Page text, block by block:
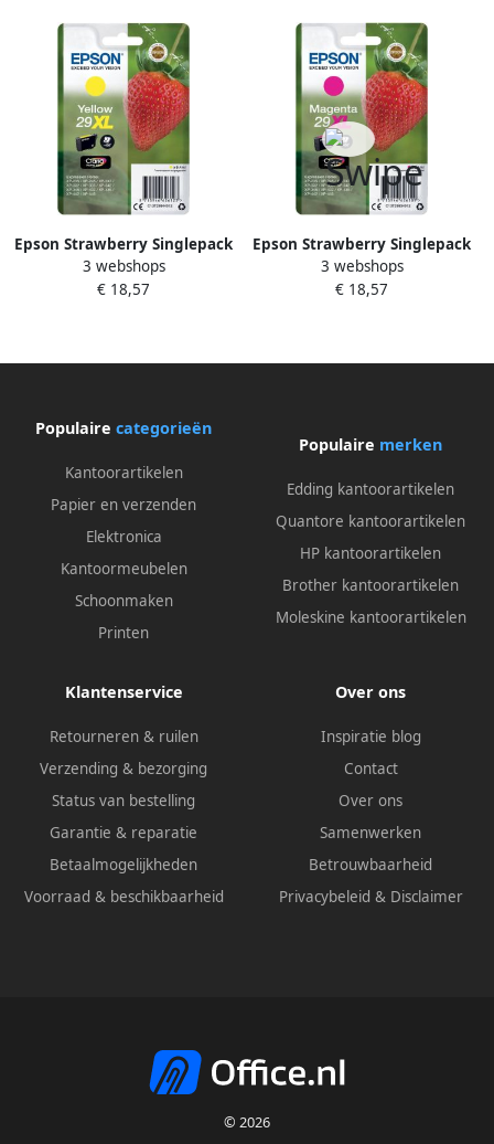
Epson Strawberry Singlepack
Yellow 29XL Claria Home Ink
(C13T29944012)
3 webshops
€ 18,57
Epson Strawberry Singlepack
Magenta 29XL Claria Home
Ink (C13T29934012)
3 webshops
€ 18,57
Populaire categorieën
Kantoorartikelen
Papier en verzenden
Elektronica
Kantoormeubelen
Schoonmaken
Printen
Populaire merken
Edding kantoorartikelen
Quantore kantoorartikelen
HP kantoorartikelen
Brother kantoorartikelen
Moleskine kantoorartikelen
Klantenservice
Retourneren & ruilen
Verzending & bezorging
Status van bestelling
Garantie & reparatie
Betaalmogelijkheden
Voorraad & beschikbaarheid
Over ons
Inspiratie blog
Contact
Over ons
Samenwerken
Betrouwbaarheid
Privacybeleid & Disclaimer
© 2026